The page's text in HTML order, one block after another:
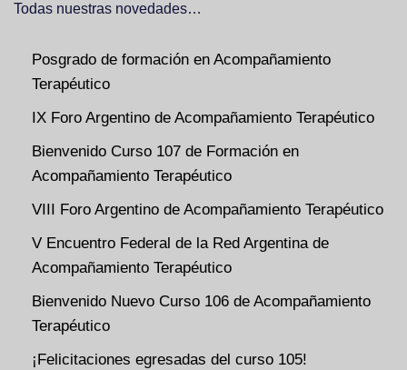
Todas nuestras novedades…
Posgrado de formación en Acompañamiento
Terapéutico
IX Foro Argentino de Acompañamiento Terapéutico
Bienvenido Curso 107 de Formación en
Acompañamiento Terapéutico
VIII Foro Argentino de Acompañamiento Terapéutico
V Encuentro Federal de la Red Argentina de
Acompañamiento Terapéutico
Bienvenido Nuevo Curso 106 de Acompañamiento
Terapéutico
¡Felicitaciones egresadas del curso 105!